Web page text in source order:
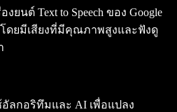
ยนต์ Text to Speech ของ Google
ดยมีเสียงที่มีคุณภาพสูงและฟังดู
อัลกอริทึมและ AI เพื่อแปลง